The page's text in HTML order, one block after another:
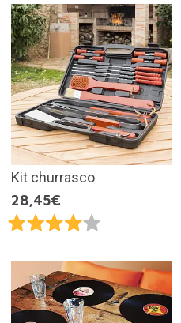
Kit churrasco
28,45€